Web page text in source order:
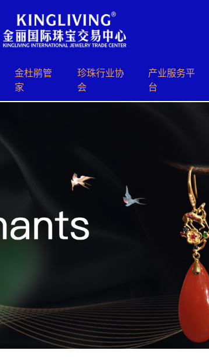
⾦杜鹃管
家
珍珠⾏业协
会
产业服务平
台